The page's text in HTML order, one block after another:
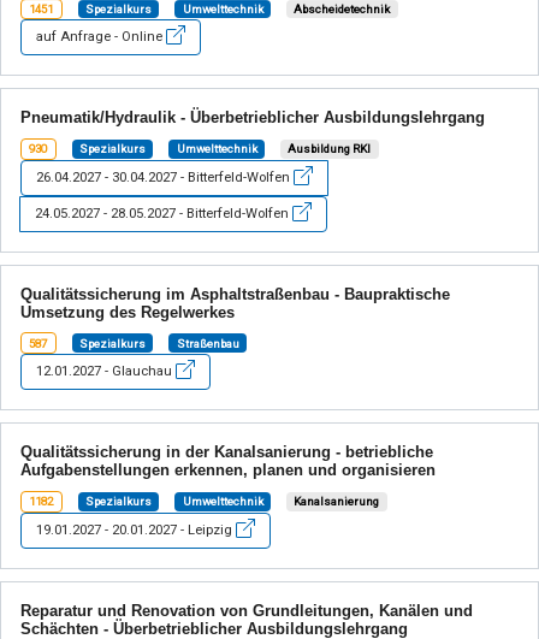
1451 Spezialkurs Umwelttechnik Abscheidetechnik
auf Anfrage - Online
Pneumatik/Hydraulik - Überbetrieblicher Ausbildungslehrgang
930 Spezialkurs Umwelttechnik Ausbildung RKI
26.04.2027 - 30.04.2027 - Bitterfeld-Wolfen
24.05.2027 - 28.05.2027 - Bitterfeld-Wolfen
Qualitätssicherung im Asphaltstraßenbau - Baupraktische
Umsetzung des Regelwerkes
587 Spezialkurs Straßenbau
12.01.2027 - Glauchau
Qualitätssicherung in der Kanalsanierung - betriebliche
Aufgabenstellungen erkennen, planen und organisieren
1182 Spezialkurs Umwelttechnik Kanalsanierung
19.01.2027 - 20.01.2027 - Leipzig
Reparatur und Renovation von Grundleitungen, Kanälen und
Schächten - Überbetrieblicher Ausbildungslehrgang